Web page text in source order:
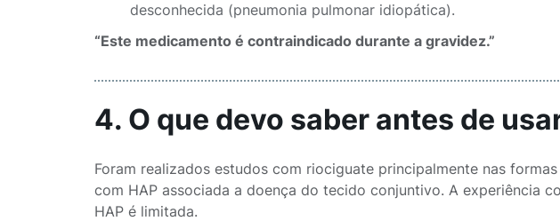
desconhecida (pneumonia pulmonar idiopática).
“Este medicamento é contraindicado durante a gravidez.”
4. O que devo saber antes de
Foram realizados estudos com riociguate principalmente nas
com HAP associada a doença do tecido conjuntivo. A experiência
HAP é limitada.